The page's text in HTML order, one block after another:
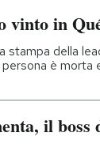
vinto in
stampa della
è morta
il